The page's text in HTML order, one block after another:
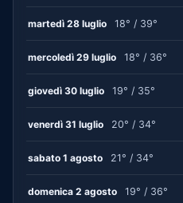
martedì 28 luglio 18° / 39°
mercoledì 29 luglio 18° / 36°
giovedì 30 luglio 19° / 35°
venerdì 31 luglio 20° / 34°
sabato 1 agosto 21° / 34°
domenica 2 agosto 19° / 36°